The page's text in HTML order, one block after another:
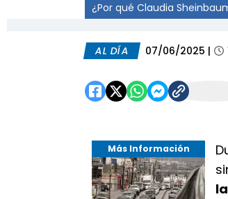
¿Por qué Claudia
AL DÍA 07/06/2025 |
Más Información